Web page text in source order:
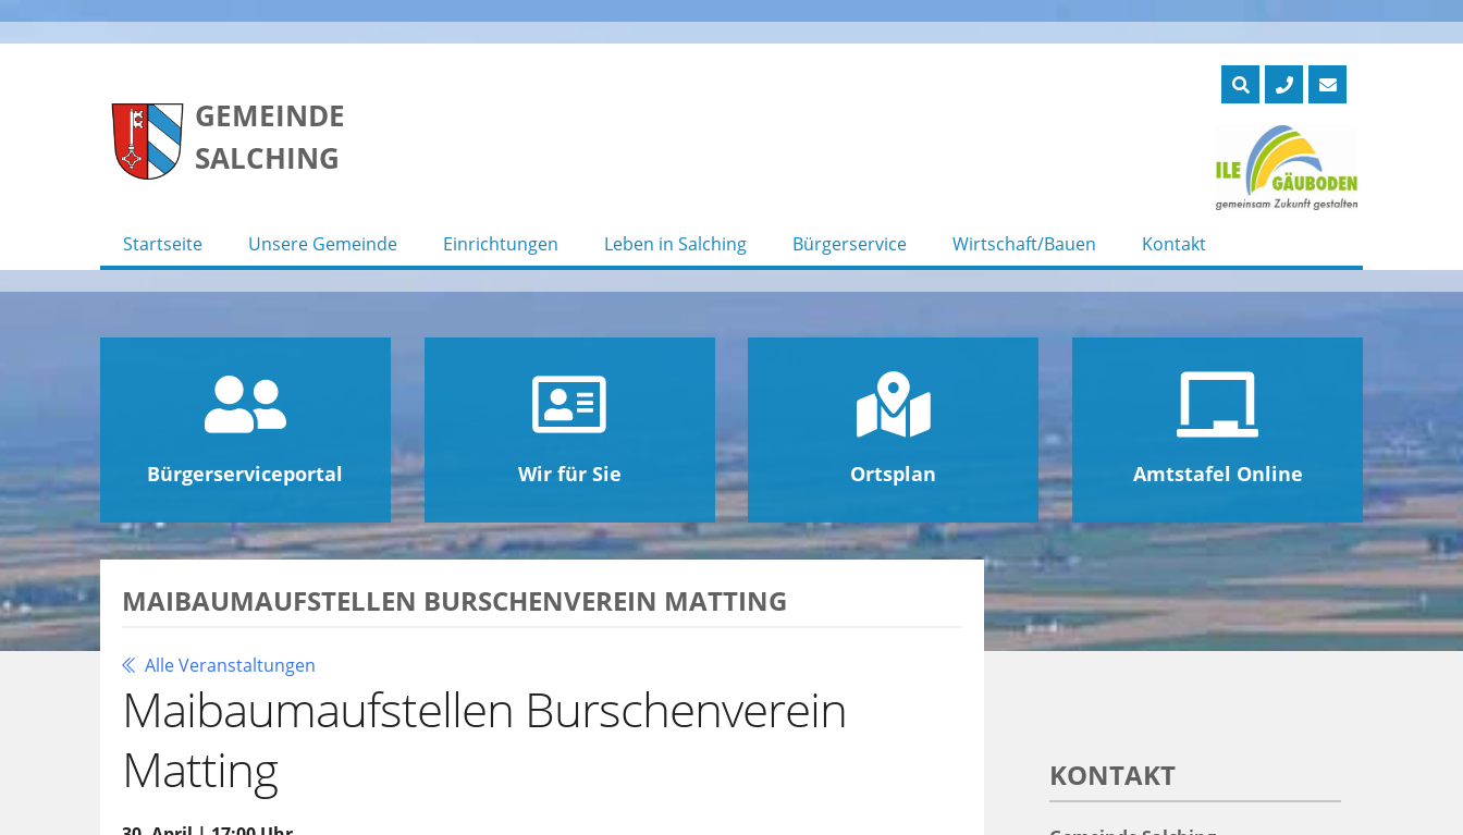
GEMEINDE
SALCHING
Startseite Unsere Gemeinde Einrichtungen Leben in Salching Bürgerservice Wirtschaft/Bauen Kontakt
Bürgerserviceportal Wir für Sie Ortsplan Amtstafel Online
MAIBAUMAUFSTELLEN BURSCHENVEREIN MATTING
Alle Veranstaltungen
Maibaumaufstellen Burschenverein
Matting
KONTAKT